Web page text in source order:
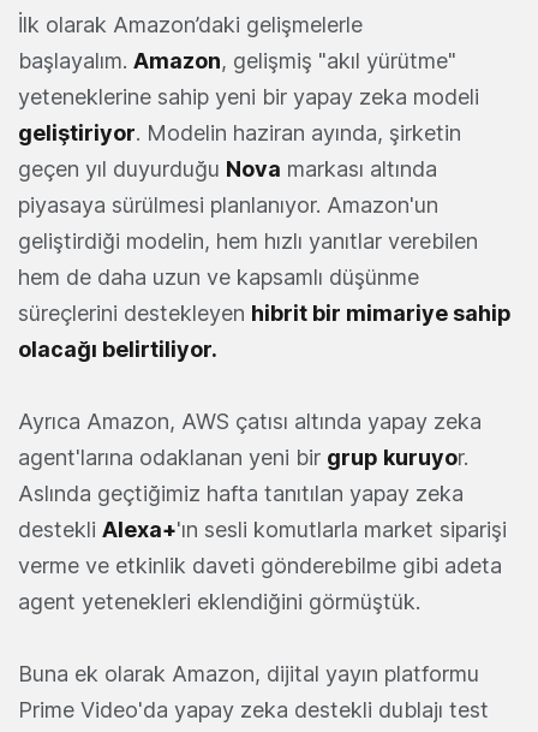
İlk olarak Amazon’daki gelişmelerle
başlayalım. Amazon, gelişmiş "akıl yürütme"
yeteneklerine sahip yeni bir yapay zeka modeli
geliştiriyor. Modelin haziran ayında, şirketin
geçen yıl duyurduğu Nova markası altında
piyasaya sürülmesi planlanıyor. Amazon'un
geliştirdiği modelin, hem hızlı yanıtlar verebilen
hem de daha uzun ve kapsamlı düşünme
süreçlerini destekleyen hibrit bir mimariye sahip
olacağı belirtiliyor.
Ayrıca Amazon, AWS çatısı altında yapay zeka
agent'larına odaklanan yeni bir grup kuruyor.
Aslında geçtiğimiz hafta tanıtılan yapay zeka
destekli Alexa+'ın sesli komutlarla market siparişi
verme ve etkinlik daveti gönderebilme gibi adeta
agent yetenekleri eklendiğini görmüştük.
Buna ek olarak Amazon, dijital yayın platformu
Prime Video'da yapay zeka destekli dublajı test